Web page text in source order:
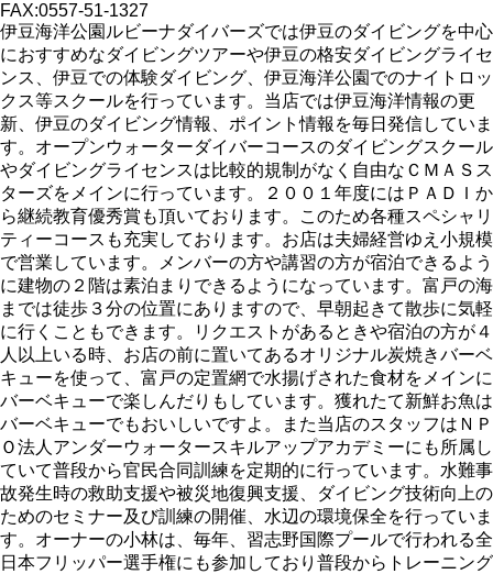
FAX:0557-51-1327
伊豆海洋公園ルビーナダイバーズでは伊豆のダイビングを中心
におすすめなダイビングツアーや伊豆の格安ダイビングライセ
ンス、伊豆での体験ダイビング、伊豆海洋公園でのナイトロッ
クス等スクールを行っています。当店では伊豆海洋情報の更
新、伊豆のダイビング情報、ポイント情報を毎日発信していま
す。オープンウォーターダイバーコースのダイビングスクール
やダイビングライセンスは比較的規制がなく自由なＣＭＡＳス
ターズをメインに行っています。２００１年度にはＰＡＤＩか
ら継続教育優秀賞も頂いております。このため各種スペシャリ
ティーコースも充実しております。お店は夫婦経営ゆえ小規模
で営業しています。メンバーの方や講習の方が宿泊できるよう
に建物の２階は素泊まりできるようになっています。富戸の海
までは徒歩３分の位置にありますので、早朝起きて散歩に気軽
に行くこともできます。リクエストがあるときや宿泊の方が４
人以上いる時、お店の前に置いてあるオリジナル炭焼きバーベ
キューを使って、富戸の定置網で水揚げされた食材をメインに
バーベキューで楽しんだりもしています。獲れたて新鮮お魚は
バーベキューでもおいしいですよ。また当店のスタッフはＮＰ
Ｏ法人アンダーウォータースキルアップアカデミーにも所属し
ていて普段から官民合同訓練を定期的に行っています。水難事
故発生時の救助支援や被災地復興支援、ダイビング技術向上の
ためのセミナー及び訓練の開催、水辺の環境保全を行っていま
す。オーナーの小林は、毎年、習志野国際プールで行われる全
日本フリッパー選手権にも参加しており普段からトレーニング